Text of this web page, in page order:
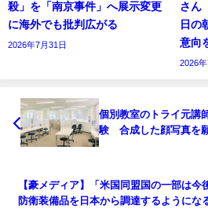
殺」を「南京事件」へ展示変更
に海外でも批判広がる
2026年7月31日
さん
日の
意向
2026
個別教室のトライ元講
験 合成した顔写真を
【豪メディア】「米国同盟国の一部は今
防衛装備品を日本から調達するようにな